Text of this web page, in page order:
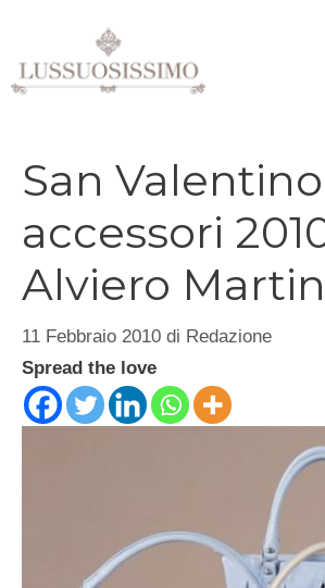
contenuto
San Valentino
accessori
Alviero
11 Febbraio 2010 di Redazione
Spread the love